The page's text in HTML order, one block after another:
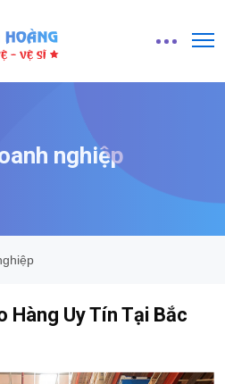
nghiệp
Hàng Uy Tín Tại Bắc